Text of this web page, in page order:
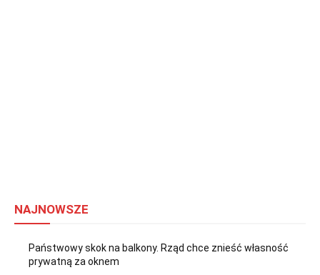
NAJNOWSZE
Państwowy skok na balkony. Rząd chce znieść własność
prywatną za oknem